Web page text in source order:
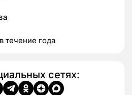
течение года
сетях: